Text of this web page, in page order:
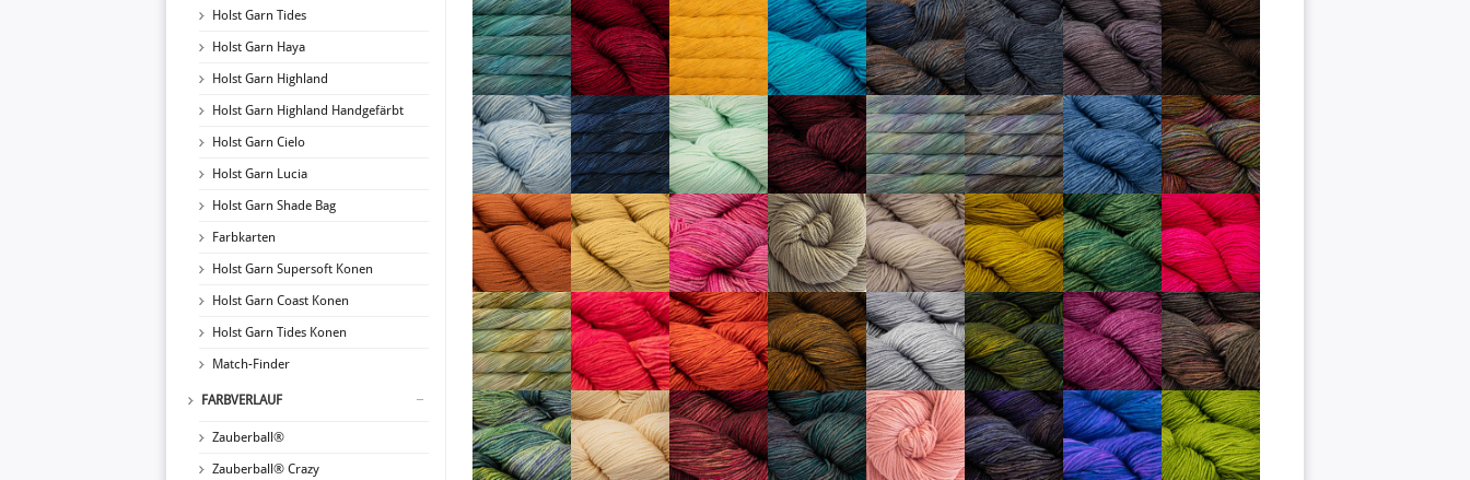
Holst Garn Tides
Holst Garn Haya
Holst Garn Highland
Holst Garn Highland Handgefärbt
Holst Garn Cielo
Holst Garn Lucia
Holst Garn Shade Bag
Farbkarten
Holst Garn Supersoft Konen
Holst Garn Coast Konen
Holst Garn Tides Konen
Match-Finder
FARBVERLAUF
Zauberball®
Zauberball® Crazy